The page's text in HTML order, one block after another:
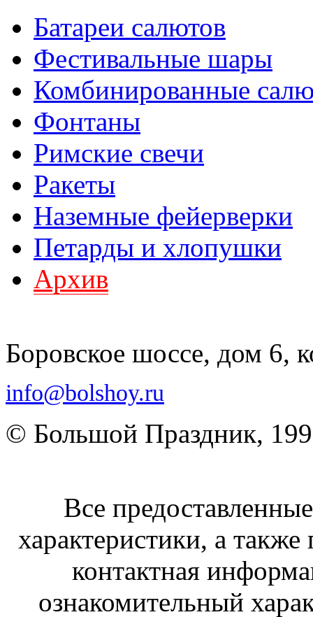
Батареи салютов
Фестивальные шары
Комбинированные
Фонтаны
Римские свечи
Ракеты
Наземные фейерверки
Петарды и хлопушки
Архив
Боровское шоссе, дом 6,
info@bolshoy.ru
© Большой Праздник,
Все
характеристики, а также
контактная
ознакомительный